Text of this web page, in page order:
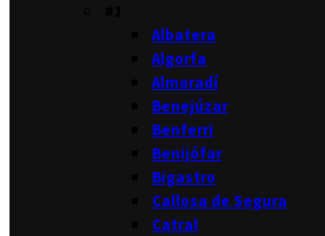
Albatera
Algorfa
Almoradí
Benejúzar
Benferri
Benijófar
Bigastro
Callosa de Segura
Catral